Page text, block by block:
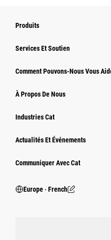
Produits
Services Et Soutien
Comment Pouvons-Nous Vous
À Propos De Nous
Industries Cat
Actualités Et Événements
Communiquer Avec Cat
Europe ‧ French